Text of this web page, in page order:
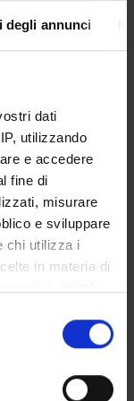
degli annunci
dati
utilizzando
e accedere
fine di
misurare
e sviluppare
chi utilizza i
in materia di
in qualsiasi
o facendo clic